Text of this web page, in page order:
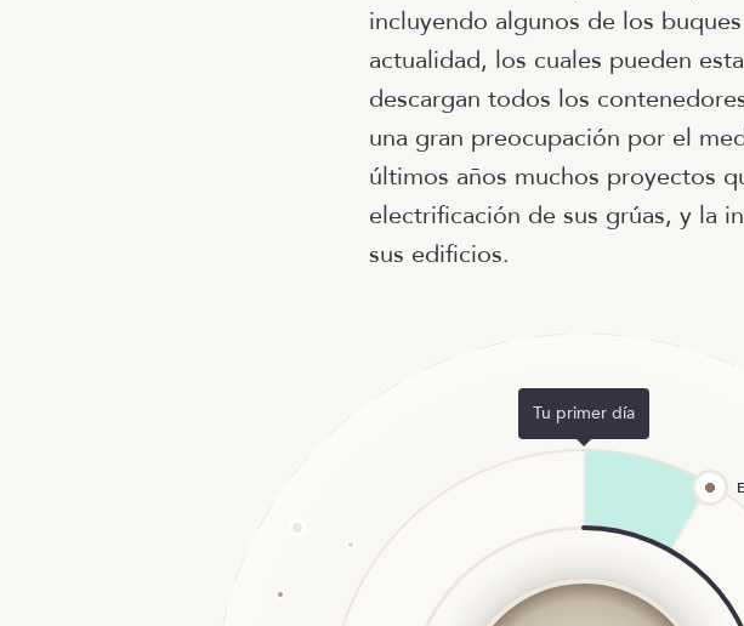
incluyendo algunos de los
actualidad, los cuales pueden
descargan todos los
una gran preocupación por el
últimos años muchos proyectos
electrificación de sus grúas, y la
sus edificios.
Tu primer día